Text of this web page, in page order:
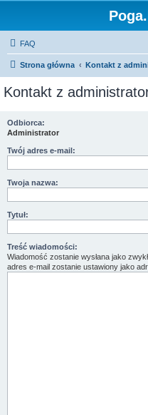
FAQ
Strona główna Kontakt z
Kontakt z
Odbiorca:
Administrator
Twój adres e-mail:
Twoja nazwa:
Tytuł:
Treść wiadomości:
Wiadomość zostanie wysłana jako
adres e-mail zostanie ustawiony jako